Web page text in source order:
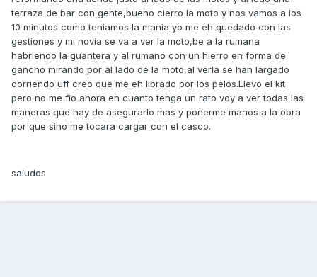
terraza de bar con gente,bueno cierro la moto y nos vamos a los
10 minutos como teniamos la mania yo me eh quedado con las
gestiones y mi novia se va a ver la moto,be a la rumana
habriendo la guantera y al rumano con un hierro en forma de
gancho mirando por al lado de la moto,al verla se han largado
corriendo uff creo que me eh librado por los pelos.Llevo el kit
pero no me fio ahora en cuanto tenga un rato voy a ver todas las
maneras que hay de asegurarlo mas y ponerme manos a la obra
por que sino me tocara cargar con el casco.
saludos